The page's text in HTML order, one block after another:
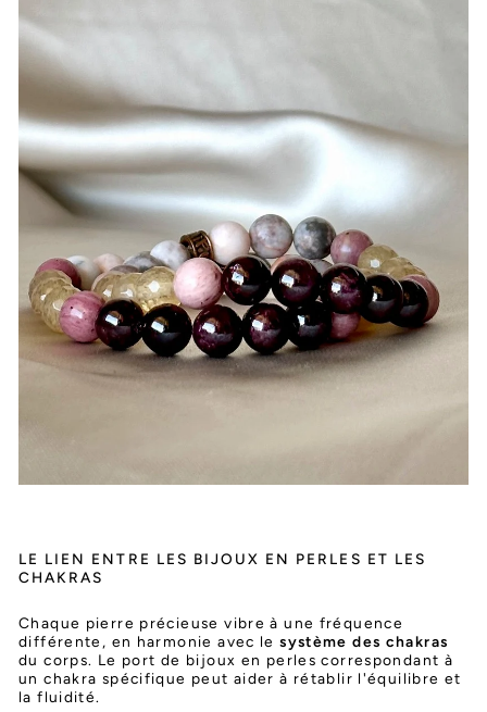
LE LIEN ENTRE LES BIJOUX EN PERLES ET LES
CHAKRAS
Chaque pierre précieuse vibre à une fréquence
différente, en harmonie avec lesystème des chakras
du corps. Le port de bijoux en perles correspondant à
un chakra spécifique peut aider à rétablir l'équilibre et
la fluidité.